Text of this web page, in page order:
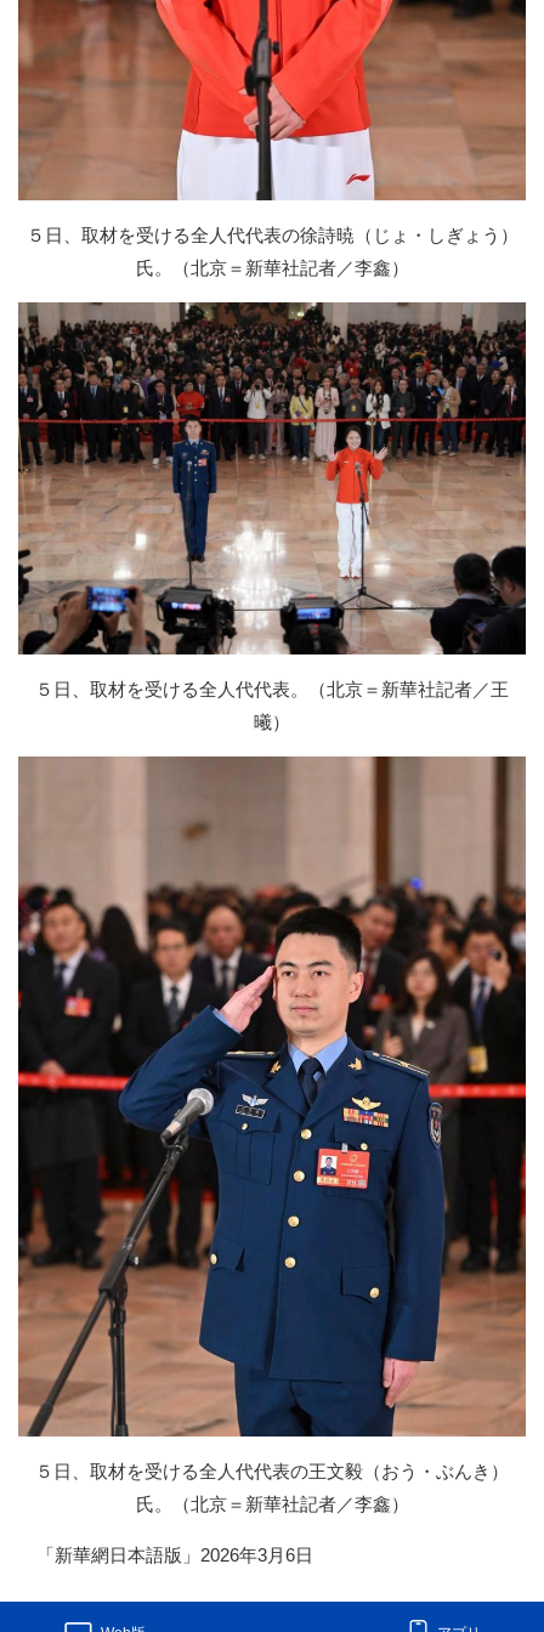
５日、取材を受ける全人代代表の徐詩暁（じょ・しぎょう）
氏。（北京＝新華社記者／李鑫）
５日、取材を受ける全人代代表。（北京＝新華社記者／王
曦）
５日、取材を受ける全人代代表の王文毅（おう・ぶんき）
氏。（北京＝新華社記者／李鑫）
「新華網日本語版」2026年3月6日